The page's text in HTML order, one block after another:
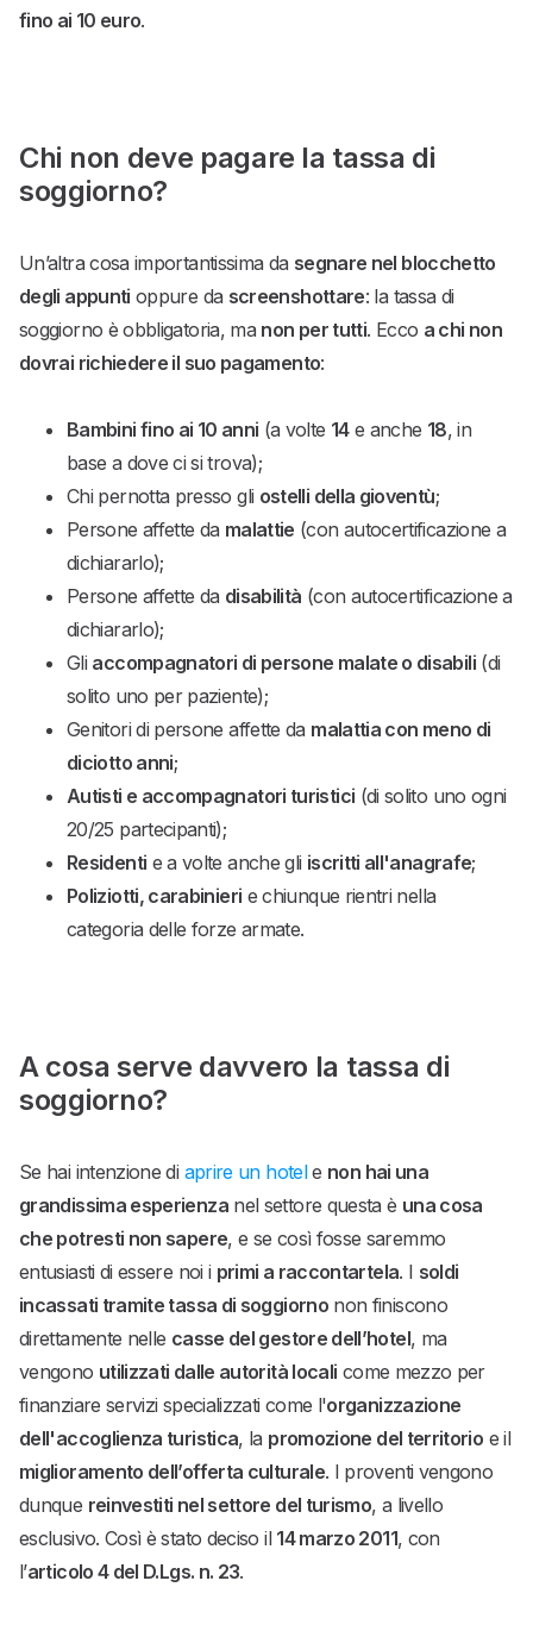
fino ai 10 euro.
Chi non deve pagare la tassa di
soggiorno?
Un’altra cosa importantissima da segnare nel blocchetto
degli appunti oppure da screenshottare: la tassa di
soggiorno è obbligatoria, ma non per tutti. Ecco a chi non
dovrai richiedere il suo pagamento:
Bambini fino ai 10 anni (a volte 14e anche 18, in
base a dove ci si trova);
Chi pernotta presso gli ostelli della gioventù;
Persone affette da malattie (con autocertificazione a
dichiararlo);
Persone affette da disabilità (con autocertificazione a
dichiararlo);
Gli accompagnatori di persone malate o disabili(di
solito uno per paziente);
Genitori di persone affette da malattia con meno di
diciotto anni;
Autisti e accompagnatori turistici (di solito uno ogni
20/25 partecipanti);
Residenti e a volte anche gli iscritti all'anagrafe;
Poliziotti, carabinieri e chiunque rientri nella
categoria delle forze armate.
A cosa serve davvero la tassa di
soggiorno?
Se hai intenzione di aprire un hotele non hai una
grandissima esperienzanel settore questa è una cosa
che potresti non sapere, e se così fosse saremmo
entusiasti di essere noi i primi a raccontartela. I soldi
incassati tramite tassa di soggiornonon finiscono
direttamente nelle casse del gestore dell’hotel, ma
vengono utilizzati dalle autorità locali come mezzo per
finanziare servizi specializzati come l'organizzazione
dell'accoglienza turistica, la promozione del territorio e il
miglioramento dell’offerta culturale. I proventi vengono
dunque reinvestiti nel settore del turismo, a livello
esclusivo. Così è stato deciso il 14 marzo 2011, con
l’articolo 4 del D.Lgs. n. 23.